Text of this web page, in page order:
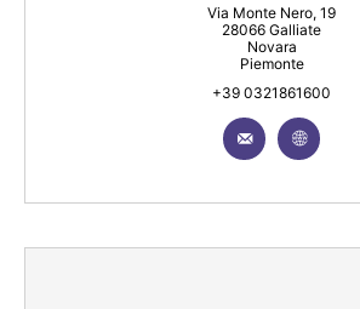
Via Monte Nero, 19
28066 Galliate
Novara
Piemonte
+39 0321861600